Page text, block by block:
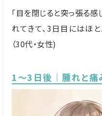
「目を閉じると突っ張る
れてきて、3日目にはほ
（30代・女性)
1～3日後｜腫れと痛